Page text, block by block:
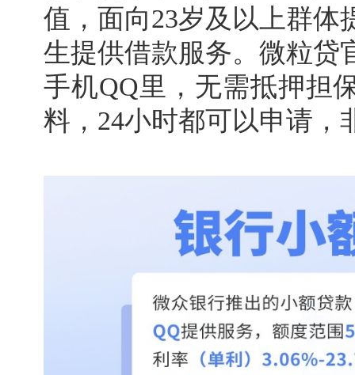
值，面向23岁及以上群体
生提供借款服务。微粒贷
手机QQ里，无需抵押担
料，24小时都可以申请，